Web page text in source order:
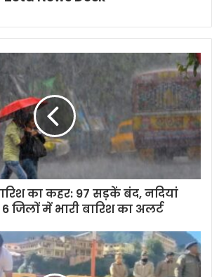
का कहर: 97 सड़कें बंद, नदियां
जिलों में भारी बारिश का अलर्ट